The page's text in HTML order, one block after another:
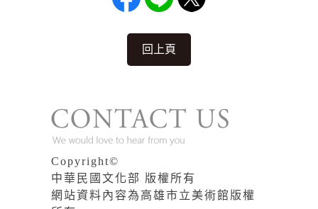
回上頁
Copyright©
中華民國文化部 版權所有
網站資料內容為高雄市立美術館版權